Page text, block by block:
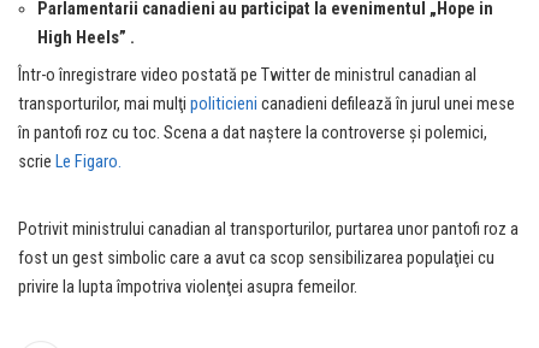
Parlamentarii canadieni au participat la evenimentul „Hope in
High Heels” .
Într-o înregistrare video postată pe Twitter de ministrul canadian al
transporturilor, mai mulţi politicieni canadieni defilează în jurul unei mese
în pantofi roz cu toc. Scena a dat naştere la controverse şi polemici,
scrie Le Figaro.
Potrivit ministrului canadian al transporturilor, purtarea unor pantofi roz a
fost un gest simbolic care a avut ca scop sensibilizarea populaţiei cu
privire la lupta împotriva violenţei asupra femeilor.